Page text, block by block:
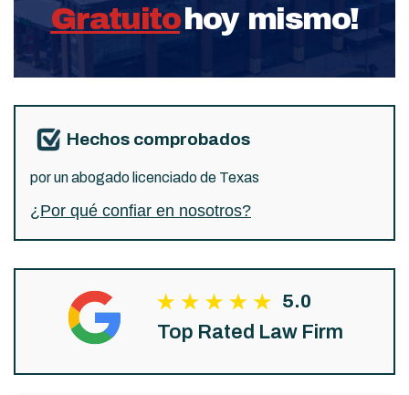
Gratuitohoy mismo!
Hechos comprobados
por un abogado licenciado de Texas
¿Por qué confiar en nosotros?
5.0
Top Rated Law Firm